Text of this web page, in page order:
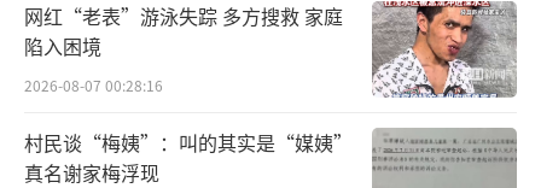
网红“老表”游泳失踪 多方搜救 家庭
陷入困境
2026-08-07 00:28:16
村民谈“梅姨”：叫的其实是“媒姨”
真名谢家梅浮现